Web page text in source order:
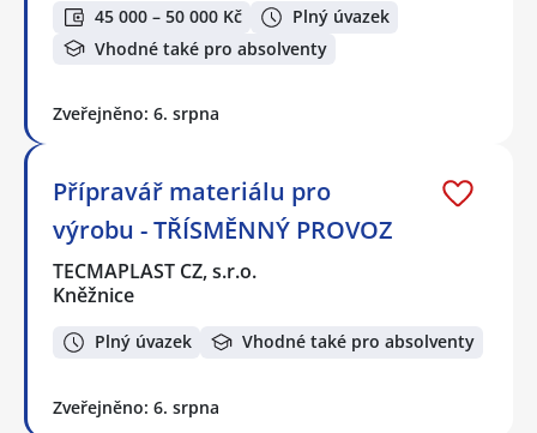
45 000 – 50 000 Kč
Plný úvazek
Vhodné také pro absolventy
Zveřejněno: 6. srpna
Přípravář materiálu pro
výrobu - TŘÍSMĚNNÝ PROVOZ
TECMAPLAST CZ, s.r.o.
Kněžnice
Plný úvazek Vhodné také pro absolventy
Zveřejněno: 6. srpna